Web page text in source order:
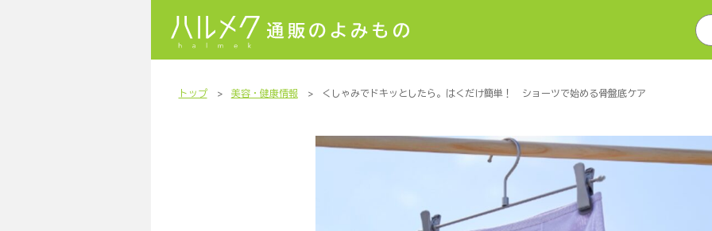
検
TOP
美容・健康情報
食の楽しみ
トップ 美容・健康情報 くしゃみでドキッとしたら。はくだけ簡単！ ショーツで始める骨盤底ケア